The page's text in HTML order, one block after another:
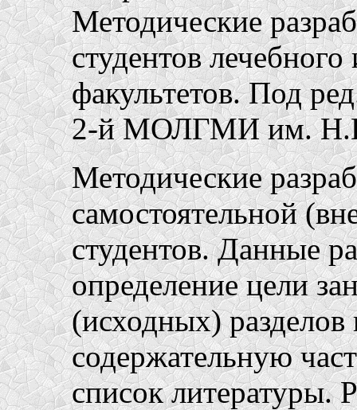
Методические
студентов
факультетов. Под
2-й МОЛГМИ им.
Методические
самостоятельной
студентов. Данные
определение цели
(исходных)
содержательную
список литературы.